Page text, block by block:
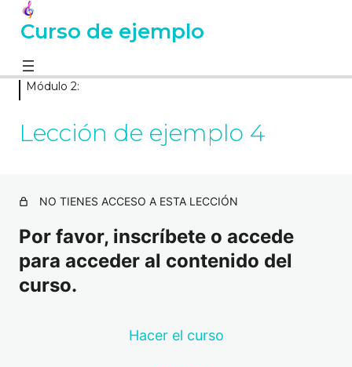
Curso de ejemplo
Módulo 1:
Módulo 2:
Lección de ejemplo 4
Módulo 2:
Lección de ejemplo 4
NO TIENES ACCESO A ESTA LECCIÓN
Por favor, inscríbete o accede
para acceder al contenido del
curso.
Hacer el curso